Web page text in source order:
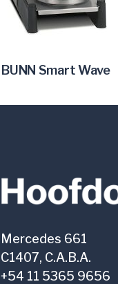
LEER MÁS
BUNN Smart Wave
Mercedes 661
C1407, C.A.B.A.
+54 11 5365 9656